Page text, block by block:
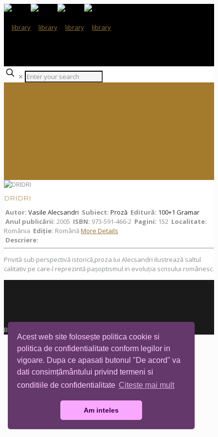
Acest web site folosește politica cookie si
politica de confidentialitate conform legilor in
vigoare. Dupa ce apasati butonul "De acord" va
dati consimțământului privind termeni si
conditiile de confidentialitate Citeste mai mult
Am inteles
✕
DRIDRI
Autor: Vasile Alecsandri Subiect: Proză Editură: 100+1 Gramar
Anul publicării: 2005 ISBN: 973-591-466-2 Pagini: 152 Localitate:
România Ediţie: Română More Details
Descriere:
Privită sub perspectivă istorică,proza lui Alecsandri ilustrează saltul
calitativ pe care-l reprezintă pașoptismul in evoluția scrisului românesc.
Biblioteca Tia Mare © All rights reserved